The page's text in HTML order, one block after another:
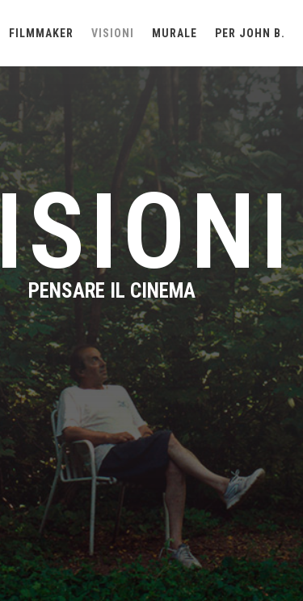
FILMMAKER VISIONI MURALE PER JOHN B.
PENSARE IL CINEMA